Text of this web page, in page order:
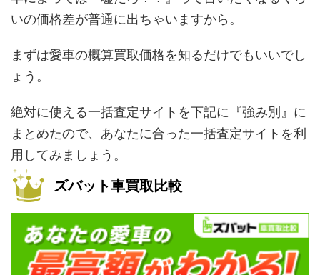
いの価格差が普通に出ちゃいますから。
まずは愛車の概算買取価格を知るだけでもいいでし
ょう。
絶対に使える一括査定サイトを下記に『強み別』に
まとめたので、あなたに合った一括査定サイトを利
用してみましょう。
ズバット車買取比較